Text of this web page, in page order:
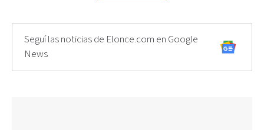
Seguí las noticias de Elonce.com en Google
News